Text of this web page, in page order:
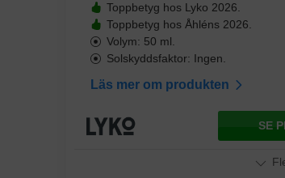
Toppbetyg hos Lyko 2026.
Toppbetyg hos Åhléns 2026.
Volym: 50 ml.
Solskyddsfaktor: Ingen.
Läs mer om produkten
SE